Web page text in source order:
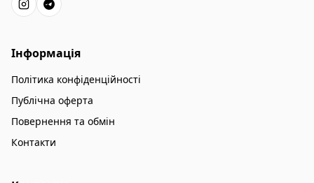
Інформація
Політика конфіденційності
Публічна оферта
Повернення та обмін
Контакти